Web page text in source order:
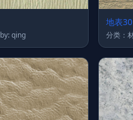
分类：材质 | by: qing
地表30